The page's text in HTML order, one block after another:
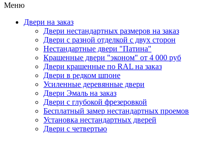
Меню
Двери на заказ
Двери нестандартных размеров на заказ
Двери с разной отделкой с двух сторон
Нестандартные двери "Патина"
Крашенные двери "эконом" от 4 000 руб
Двери крашенные по RAL на заказ
Двери в редком шпоне
Усиленные деревянные двери
Двери Эмаль на заказ
Двери с глубокой фрезеровкой
Бесплатный замер нестандартных проемов
Установка нестандартных дверей
Двери с четвертью